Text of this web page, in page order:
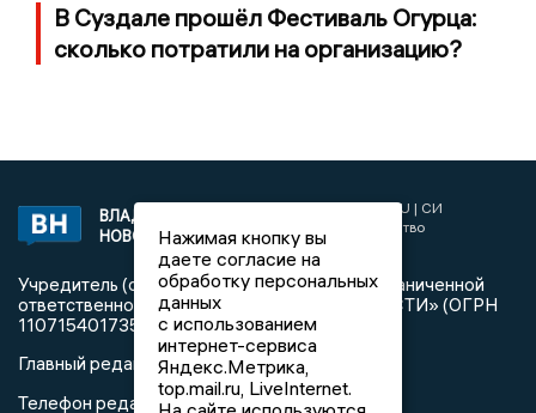
В Суздале прошёл Фестиваль Огурца:
сколько потратили на организацию?
ВЛАДИМИРСКИЕ
НОВОСТИ
2017 © NEWSVLADIMIR.RU | СИ
«Информационное агентство
Владимирские новости»
Учредитель (соучредители): Общество с ограниченной
ответственностью «РЕГИОНАЛЬНЫЕ НОВОСТИ» (ОГРН
1107154017354)
Главный редактор: Мазов С. А.
Телефон редакции:8 (4922) 666916
Нажимая кнопку вы
даете согласие на
обработку персональных
данных
с использованием
интернет-сервиса
Яндекс.Метрика,
top.mail.ru, LiveInternet.